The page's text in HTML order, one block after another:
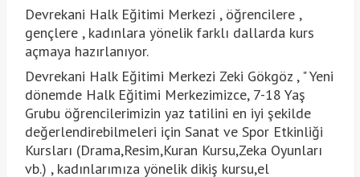
Devrekani Halk Eğitimi Merkezi , öğrencilere ,
gençlere , kadınlara yönelik farklı dallarda kurs
açmaya hazırlanıyor.
Devrekani Halk Eğitimi Merkezi Zeki Gökgöz , " Yeni
dönemde Halk Eğitimi Merkezimizce, 7-18 Yaş
Grubu öğrencilerimizin yaz tatilini en iyi şekilde
değerlendirebilmeleri için Sanat ve Spor Etkinliği
Kursları (Drama,Resim,Kuran Kursu,Zeka Oyunları
vb.) , kadınlarımıza yönelik dikiş kursu,el